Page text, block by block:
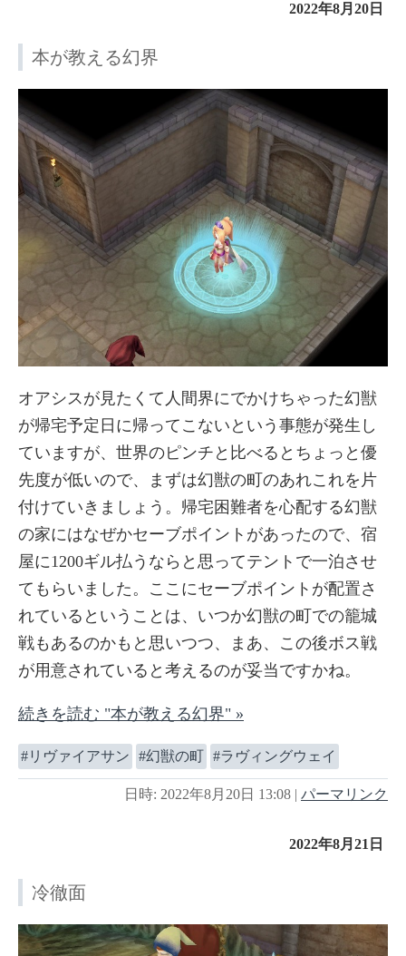
2022年8月20日
本が教える幻界
オアシスが見たくて人間界にでかけちゃった幻獣
が帰宅予定日に帰ってこないという事態が発生し
ていますが、世界のピンチと比べるとちょっと優
先度が低いので、まずは幻獣の町のあれこれを片
付けていきましょう。帰宅困難者を心配する幻獣
の家にはなぜかセーブポイントがあったので、宿
屋に1200ギル払うならと思ってテントで一泊させ
てもらいました。ここにセーブポイントが配置さ
れているということは、いつか幻獣の町での籠城
戦もあるのかもと思いつつ、まあ、この後ボス戦
が用意されていると考えるのが妥当ですかね。
続きを読む "本が教える幻界" »
リヴァイアサン 幻獣の町 ラヴィングウェイ
日時: 2022年8月20日 13:08 | パーマリンク
2022年8月21日
冷徹面